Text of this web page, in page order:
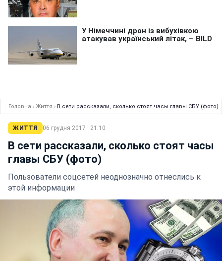
Головна › Життя › В сети рассказали, сколько стоят часы главы СБУ (фото)
ЖИТТЯ 06 грудня 2017 · 21:10
В сети рассказали, сколько стоят часы
главы СБУ (фото)
Пользователи соцсетей неоднозначно отнеслись к
этой информации